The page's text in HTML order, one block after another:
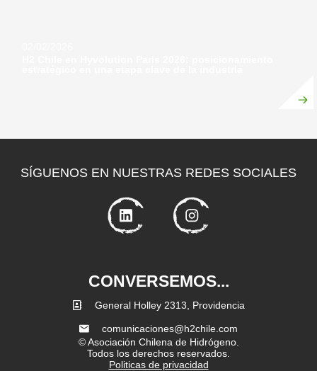
SÍGUENOS EN NUESTRAS REDES SOCIALES
CONVERSEMOS...
General Holley 2313, Providencia
comunicaciones@h2chile.com
© Asociación Chilena de Hidrógeno.
Todos los derechos reservados.
Politicas de privacidad